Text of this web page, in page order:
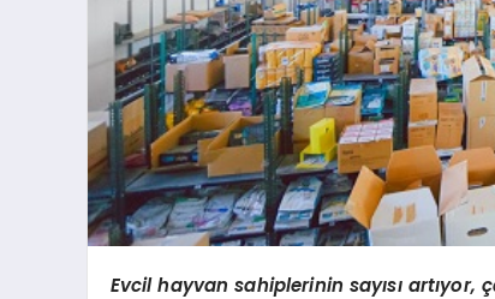
Evcil hayvan sahiplerinin sayısı